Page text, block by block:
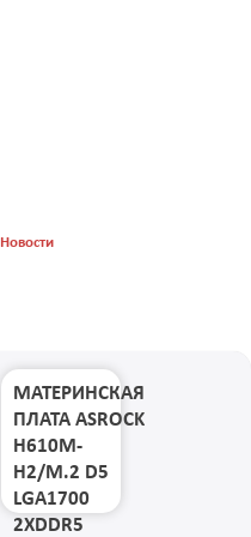
Новости
МАТЕРИНСКАЯ
ПЛАТА ASROCK
H610M-
H2/M.2 D5
LGA1700
2XDDR5